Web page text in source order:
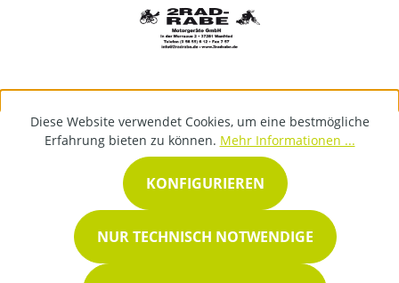
Diese Website verwendet Cookies, um eine bestmögliche
Erfahrung bieten zu können. Mehr Informationen ...
NUR TECHNISCH NOTWENDIGE
KONFIGURIEREN